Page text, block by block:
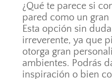
¿Qué te parece si
pared como un gran
Esta opción sin
irreverente, ya que
otorga gran
ambientes. Podrás
inspiración o bien